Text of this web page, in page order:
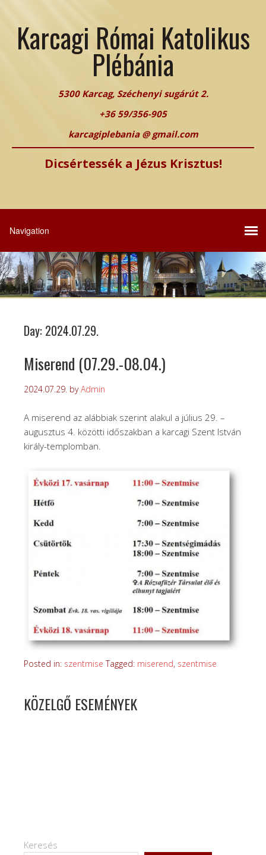
Karcagi Római Katolikus
Plébánia
5300 Karcag, Széchenyi sugárút 2.
+36 59/356-905
karcagiplebania @ gmail.com
Dicsértessék a Jézus Krisztus!
Day: 2024.07.29.
Miserend (07.29.-08.04.)
2024.07.29. byAdmin
A miserend az alábbiak szerint alakul a július 29. –
augusztus 4. közötti időszakban a karcagi Szent István
király-templomban.
Posted in: szentmise Tagged: miserend, szentmise
KÖZELGŐ ESEMÉNYEK
Keresés